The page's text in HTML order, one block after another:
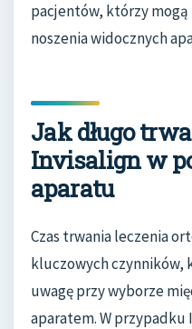
pacjentów, którzy mogą
noszenia widocznych
Jak długo
Invisalign w
aparatu
Czas trwania leczenia
kluczowych czynników,
uwagę przy wyborze
aparatem. W przypadku